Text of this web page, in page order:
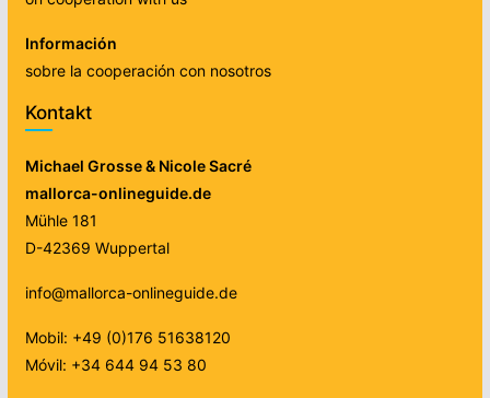
Información
sobre la cooperación con nosotros
Kontakt
Michael Grosse & Nicole Sacré
mallorca-onlineguide.de
Mühle 181
D-42369 Wuppertal
info@mallorca-onlineguide.de
Mobil: +49 (0)176 51638120
Móvil: +34 644 94 53 80